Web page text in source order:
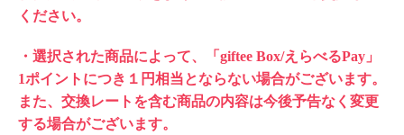
ください。
・選択された商品によって、「giftee Box/えらべるPay」
1ポイントにつき１円相当とならない場合がございます。
また、交換レートを含む商品の内容は今後予告なく変更
する場合がございます。